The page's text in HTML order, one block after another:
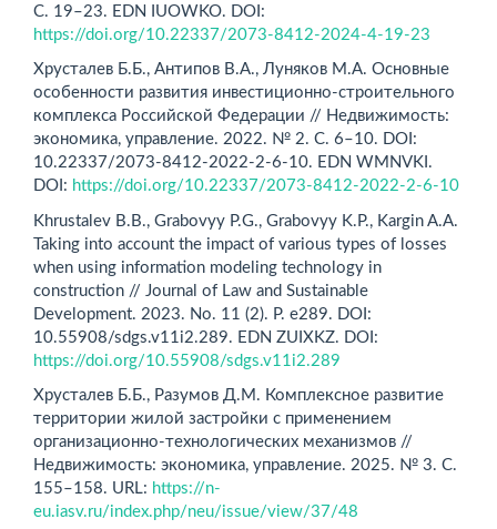
С. 19–23. EDN IUOWKO. DOI:
https://doi.org/10.22337/2073-8412-2024-4-19-23
Хрусталев Б.Б., Антипов В.А., Луняков М.А. Основные
особенности развития инвестиционно-строительного
комплекса Российской Федерации // Недвижимость:
экономика, управление. 2022. № 2. С. 6–10. DOI:
10.22337/2073-8412-2022-2-6-10. EDN WMNVKI.
DOI: https://doi.org/10.22337/2073-8412-2022-2-6-10
Khrustalev B.B., Grabovyу P.G., Grabovyу K.P., Kargin A.A.
Taking into account the impact of various types of losses
when using information modeling technology in
construction // Journal of Law and Sustainable
Development. 2023. No. 11 (2). P. e289. DOI:
10.55908/sdgs.v11i2.289. EDN ZUIXKZ. DOI:
https://doi.org/10.55908/sdgs.v11i2.289
Хрусталев Б.Б., Разумов Д.M. Комплексное развитие
территории жилой застройки с применением
организационно-технологических механизмов //
Недвижимость: экономика, управление. 2025. № 3. С.
155–158. URL: https://n-
eu.iasv.ru/index.php/neu/issue/view/37/48